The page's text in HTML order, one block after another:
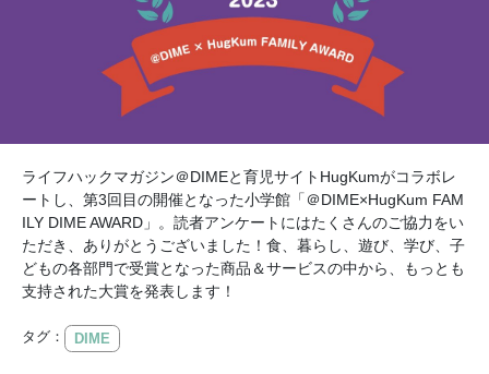
ライフハックマガジン＠DIMEと育児サイトHugKumがコラボレ
ートし、第3回目の開催となった小学館「＠DIME×HugKum FAM
ILY DIME AWARD」。読者アンケートにはたくさんのご協力をい
ただき、ありがとうございました！食、暮らし、遊び、学び、子
どもの各部門で受賞となった商品＆サービスの中から、もっとも
支持された大賞を発表します！
タグ： DIME